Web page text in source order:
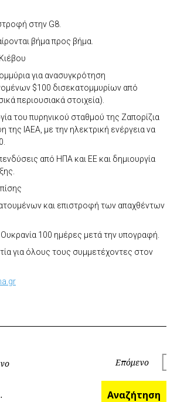
στην G8.
βήμα προς βήμα.
για ανασυγκρότηση
$100 δισεκατομμυρίων από
περιουσιακά στοιχεία).
του πυρηνικού σταθμού της Ζαπορίζια
της IAEA, με την ηλεκτρική ενέργεια να
από ΗΠΑ και ΕΕ και δημιουργία
και επιστροφή των απαχθέντων
100 ημέρες μετά την υπογραφή.
για όλους τους συμμετέχοντες στον
Επόμενο
Αναζήτηση